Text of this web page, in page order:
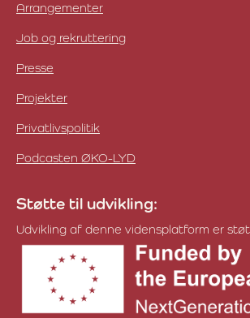
Arrangementer
Job og rekruttering
Presse
Projekter
Privatlivspolitik
Podcasten ØKO-LYD
Støtte til udvikling:
Udvikling af denne vidensplatform er